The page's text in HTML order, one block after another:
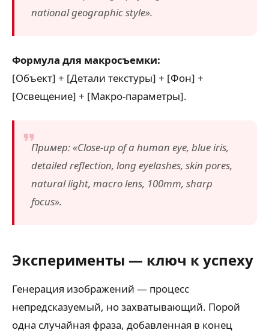
national geographic style».
Формула для макросъемки:
[Объект] + [Детали текстуры] + [Фон] +
[Освещение] + [Макро-параметры].
Пример: «Close-up of a human eye, blue iris,
detailed reflection, long eyelashes, skin pores,
natural light, macro lens, 100mm, sharp
focus».
Эксперименты — ключ к успеху
Генерация изображений — процесс
непредсказуемый, но захватывающий. Порой
одна случайная фраза, добавленная в конец